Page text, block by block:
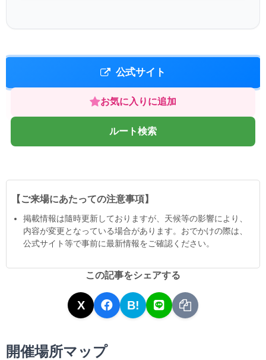
公式サイト
お気に入りに追加
ルート検索
【ご来場にあたっての注意事項】
掲載情報は隨時更新しておりますが、天候等の影響により、
内容が変更となっている場合があります。おでかけの際は、
公式サイト等で事前に最新情報をご確認ください。
この記事をシェアする
X B!
開催場所マップ